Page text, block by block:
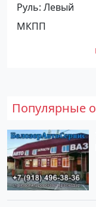
Абинск
цене 400000
№27476 на
Руль Левый
МКПП
Популярные